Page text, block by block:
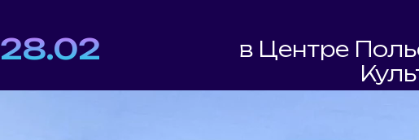
28.02
в Центре